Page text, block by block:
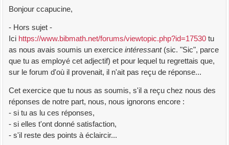
Bonjour ccapucine,
- Hors sujet -
Ici https://www.bibmath.net/forums/viewtopic.php?id=17530 tu
as nous avais soumis un exercice intéressant(sic. "Sic", parce
que tu as employé cet adjectif) et pour lequel tu regrettais que,
sur le forum d'où il provenait, il n'ait pas reçu de réponse...
Cet exercice que tu nous as soumis, s'il a reçu chez nous des
réponses de notre part, nous, nous ignorons encore :
- si tu as lu ces réponses,
- si elles t'ont donné satisfaction,
- s'il reste des points à éclaircir...